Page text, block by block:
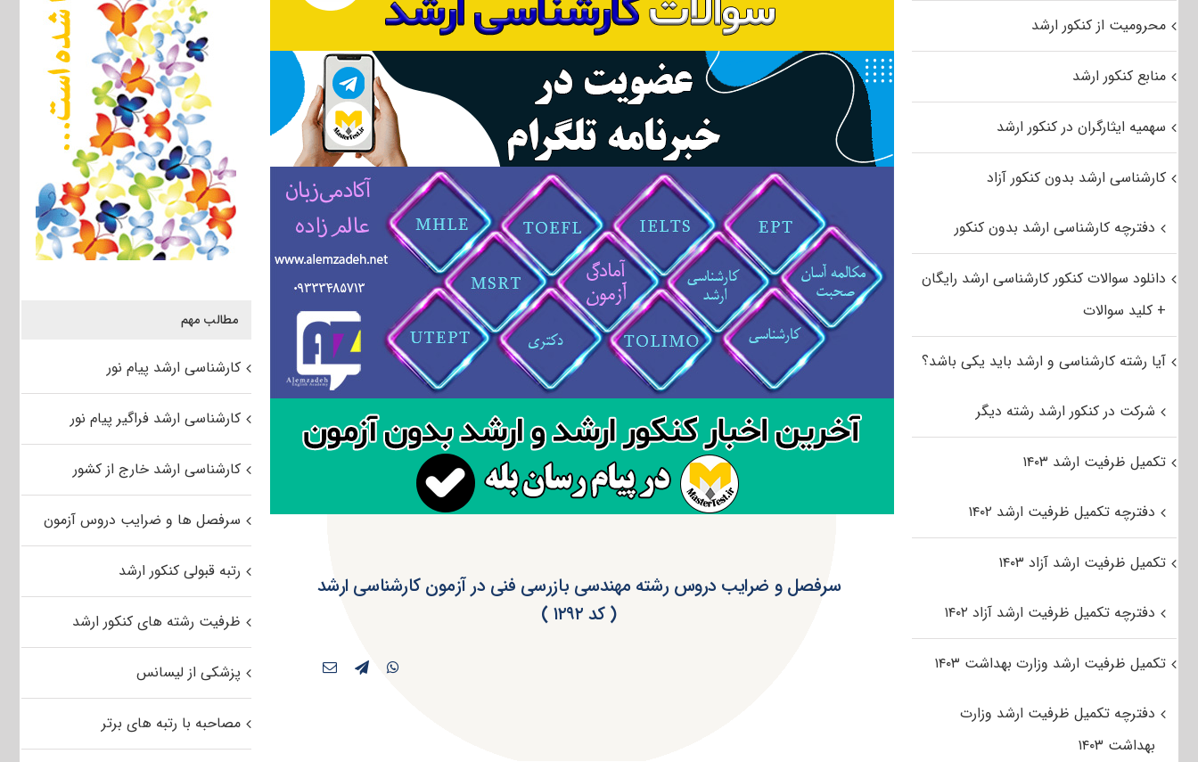
سرفصل و ضرایب دروس رشته مهندسی بازرسی فنی در آزمون کارشناسی ارشد
( کد ۱۲۹۲ )
مطالب مهم
کارشناسی ارشد پیام نور
کارشناسی ارشد فراگیر پیام نور
کارشناسی ارشد خارج از کشور
سرفصل ها و ضرایب دروس آزمون
رتبه قبولی کنکور ارشد
ظرفیت رشته های کنکور ارشد
پزشکی از لیسانس
مصاحبه با رتبه های برتر
محرومیت از کنکور ارشد
منابع کنکور ارشد
سهمیه ایثارگران در کنکور ارشد
کارشناسی ارشد بدون کنکور آزاد
دفترچه کارشناسی ارشد بدون کنکور
دانلود سوالات کنکور کارشناسی ارشد رایگان
+ کلید سوالات
آیا رشته کارشناسی و ارشد باید یکی باشد؟
شرکت در کنکور ارشد رشته دیگر
تکمیل ظرفیت ارشد ۱۴۰۳
دفترچه تکمیل ظرفیت ارشد ۱۴۰۲
تکمیل ظرفیت ارشد آزاد ۱۴۰۳
دفترچه تکمیل ظرفیت ارشد آزاد ۱۴۰۲
تکمیل ظرفیت ارشد وزارت بهداشت ۱۴۰۳
دفترچه تکمیل ظرفیت ارشد وزارت
بهداشت ۱۴۰۳